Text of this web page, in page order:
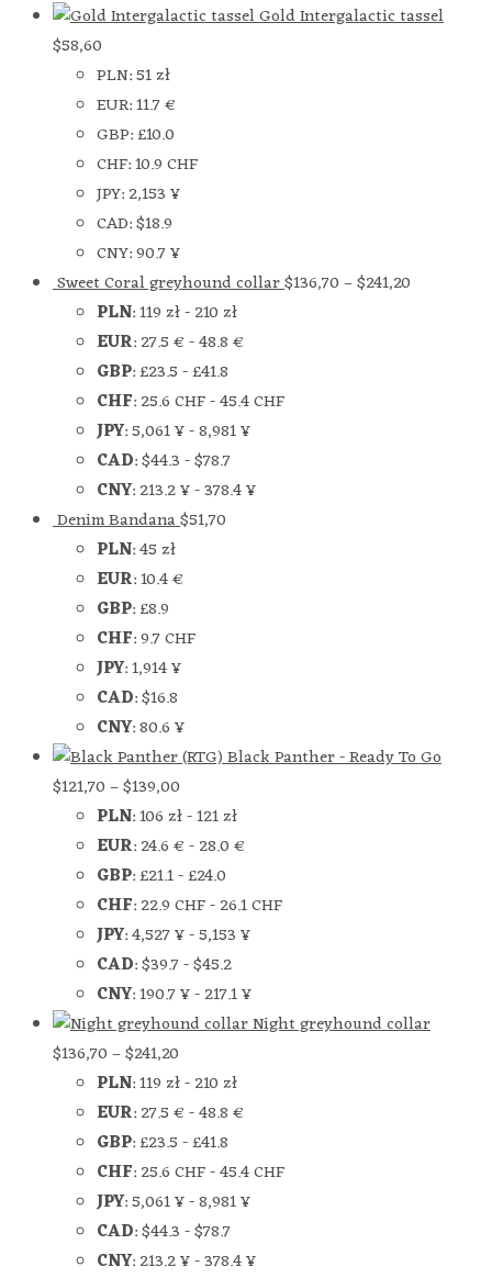
Gold Intergalactic tassel
$58,60
PLN:51 zł
EUR:11.7 €
GBP:£10.0
CHF:10.9 CHF
JPY:2,153 ¥
CAD:$18.9
CNY:90.7 ¥
Sweet Coral greyhound collar$136,70–$241,20
PLN:119 zł-210 zł
EUR:27.5 €-48.8 €
GBP:£23.5-£41.8
CHF:25.6 CHF-45.4 CHF
JPY:5,061 ¥-8,981 ¥
CAD:$44.3-$78.7
CNY:213.2 ¥-378.4 ¥
Denim Bandana$51,70
PLN:45 zł
EUR:10.4 €
GBP:£8.9
CHF:9.7 CHF
JPY:1,914 ¥
CAD:$16.8
CNY:80.6 ¥
Black Panther - Ready To Go
$121,70–$139,00
PLN:106 zł-121 zł
EUR:24.6 €-28.0 €
GBP:£21.1-£24.0
CHF:22.9 CHF-26.1 CHF
JPY:4,527 ¥-5,153 ¥
CAD:$39.7-$45.2
CNY:190.7 ¥-217.1 ¥
Night greyhound collar
$136,70–$241,20
PLN:119 zł-210 zł
EUR:27.5 €-48.8 €
GBP:£23.5-£41.8
CHF:25.6 CHF-45.4 CHF
JPY:5,061 ¥-8,981 ¥
CAD:$44.3-$78.7
CNY:213.2 ¥-378.4 ¥